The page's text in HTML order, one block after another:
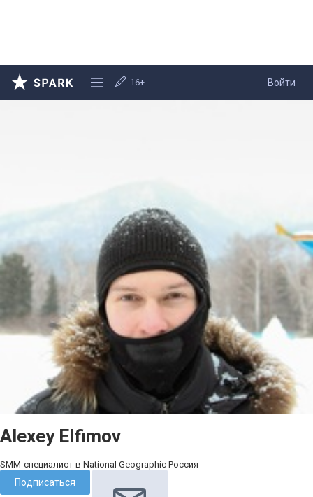
Войти
16+
Alexey Elfimov
SMM-специалист в National Geographic Россия
Подписаться